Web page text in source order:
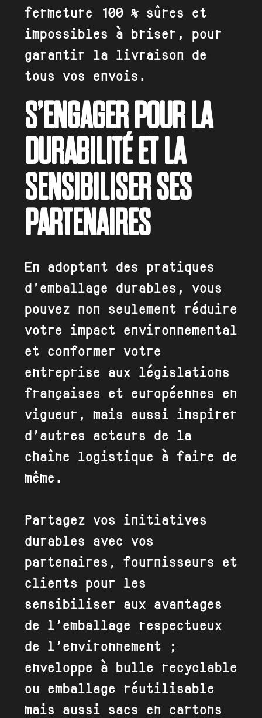
fermeture 100 % sûres et
impossibles à briser, pour
garantir la livraison de
tous vos envois.
S’ENGAGER POUR LA
DURABILITÉ ET LA
SENSIBILISER SES
PARTENAIRES
En adoptant des pratiques
d’emballage durables, vous
pouvez non seulement réduire
votre impact environnemental
et conformer votre
entreprise aux législations
françaises et européennes en
vigueur, mais aussi inspirer
d’autres acteurs de la
chaîne logistique à faire de
même.
Partagez vos initiatives
durables avec vos
partenaires, fournisseurs et
clients pour les
sensibiliser aux avantages
de l’emballage respectueux
de l’environnement ;
enveloppe à bulle recyclable
ou emballage réutilisable
mais aussi sacs en cartons